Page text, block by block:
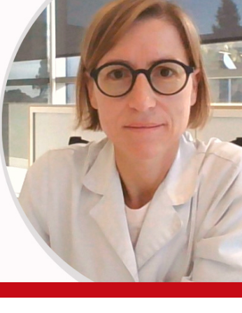
Business
Interviews
Rankings
Videos